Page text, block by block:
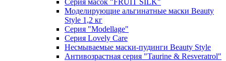
Серия масок "FRUIT SILK"
Моделирующие альгинатные маски Beauty
Style 1,2 кг
Серия "Modellage"
Cерия Lovely Care
Несмываемые маски-пудинги Beauty Style
Антивозрастная серия "Taurine & Resveratrol"